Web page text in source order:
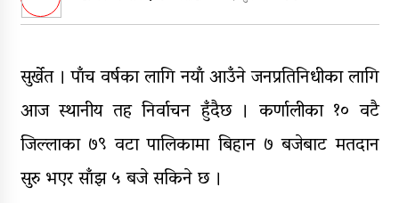
आठ लाख २१ हजार घुससहित सिँचाइ
पक्राउ
घरमाथि पहिरो खस्दा ३ वर्षीय बालकको
मृत्यु, दुई घाइते
घरमाथिबाट पहिरो खसेपछि १३ घरधुरी
स्थानान्तरण
सुर्खेत । पाँच वर्षका लागि नयाँ आउँने जनप्रतिनिधीका लागि
आज स्थानीय तह निर्वाचन हुँदैछ । कर्णालीका १० वटै
जिल्लाका ७९ वटा पालिकामा बिहान ७ बजेबाट मतदान
सुरु भएर साँझ ५ बजे सकिने छ ।